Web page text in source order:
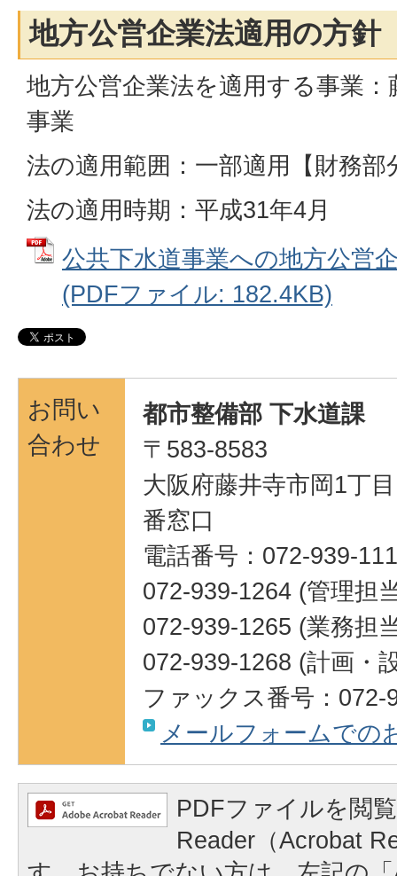
地方公営企業法適用の方針
地方公営企業法を適用する事業
事業
法の適用範囲：一部適用【財務部
法の適用時期：平成31年4月
公共下水道事業への地方公営
(PDFファイル: 182.4KB)
お問い
合わせ
都市整備部 下水道課
〒583-8583
大阪府藤井寺市岡1丁
番窓口
電話番号：072-939-
072-939-1264 (管理担
072-939-1265 (業務担
072-939-1268 (計画・
ファックス番号：072-
メールフォームでの
PDFファイルを閲
Reader（Acrobat